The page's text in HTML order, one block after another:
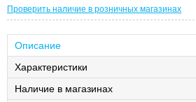
Проверить наличие в розничных магазинах
Описание
Характеристики
Наличие в магазинах